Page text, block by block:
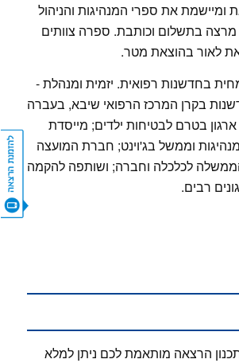
ומיישמת את ספרי המנהיגות והניהול
מרצה בתשלום וכותבת. ספרה צוותים
לאור בהוצאת מטר.
בחדשנות רפואית. יזמית ומנהלת -
בקרן המרכז הרפואי שיבא, בעברה
בטרם לבטיחות ילדים; מייסדת
וממשל בג'וינט; חברת המועצה
לכלכלה וחברה; ושותפה להקמה
רבים.
הרצאה מותאמת לכם ניתן למלא
CONTACT US